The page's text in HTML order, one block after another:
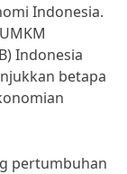
Indonesia.
Indonesia
betapa
pertumbuhan